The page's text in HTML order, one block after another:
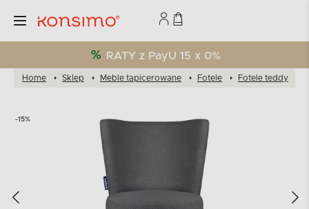
RATY z PayU 15 x 0%
Home Sklep Meble tapicerowane Fotele Fotele teddy
-15%